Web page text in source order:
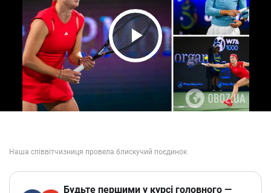
Play Video
Будьте першими у курсі головного —